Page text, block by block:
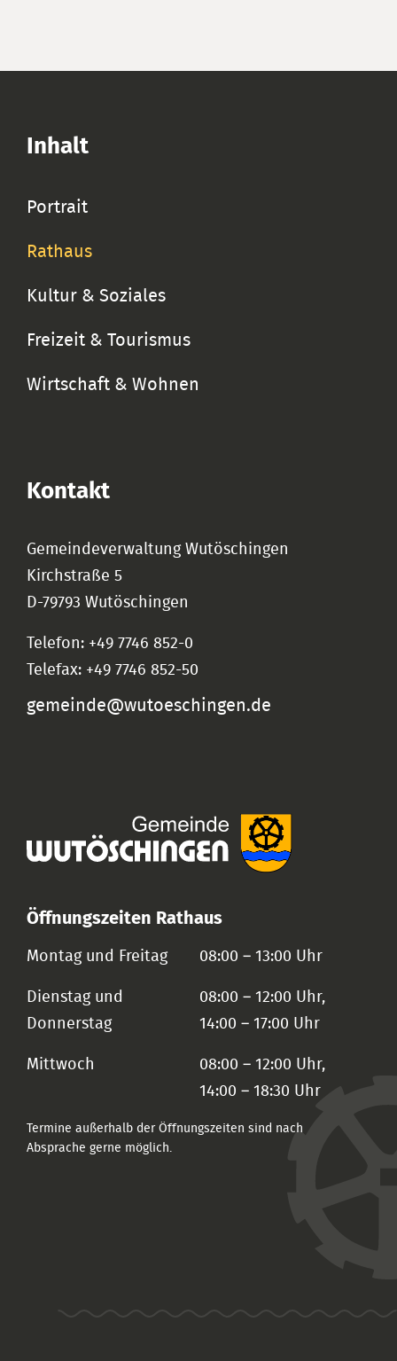
Inhalt
Portrait
Rathaus
Kultur & Soziales
Freizeit & Tourismus
Wirtschaft & Wohnen
Kontakt
Gemeindeverwaltung Wutöschingen
Kirchstraße 5
D-79793 Wutöschingen
Telefon: +49 7746 852-0
Telefax: +49 7746 852-50
gemeinde@wutoeschingen.de
Öffnungszeiten Rathaus
Montag und Freitag 08:00 – 13:00 Uhr
Dienstag und
Donnerstag
08:00 – 12:00 Uhr,
14:00 – 17:00 Uhr
Mittwoch
08:00 – 12:00 Uhr,
14:00 – 18:30 Uhr
Termine außerhalb der Öffnungszeiten sind nach
Absprache gerne möglich.